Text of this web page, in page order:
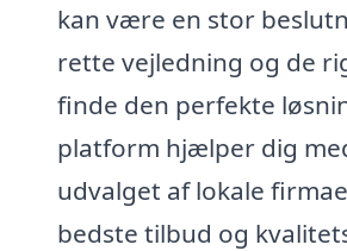
kan være en stor
rette vejledning og de
finde den perfekte
platform hjælper dig
udvalget af lokale
bedste tilbud og